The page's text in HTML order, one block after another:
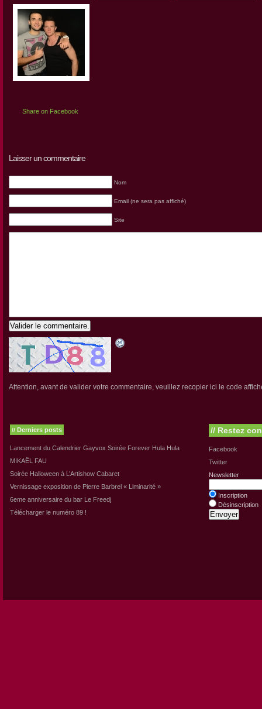
Share on Facebook
Laisser un commentaire
Nom
Email (ne sera pas affiché)
Site
Valider le commentaire.
Attention, avant de valider votre commentaire, veuillez recopier ici le code
// Derniers posts
Lancement du Calendrier Gayvox Soirée Forever Hula Hula
MIKAËL FAU
Soirée Halloween à L’Artishow Cabaret
Vernissage exposition de Pierre Barbrel « Liminarité »
6eme anniversaire du bar Le Freedj
Télécharger le numéro 89 !
// Restez
Facebook
Twitter
Newsletter
Inscription
Désinscription